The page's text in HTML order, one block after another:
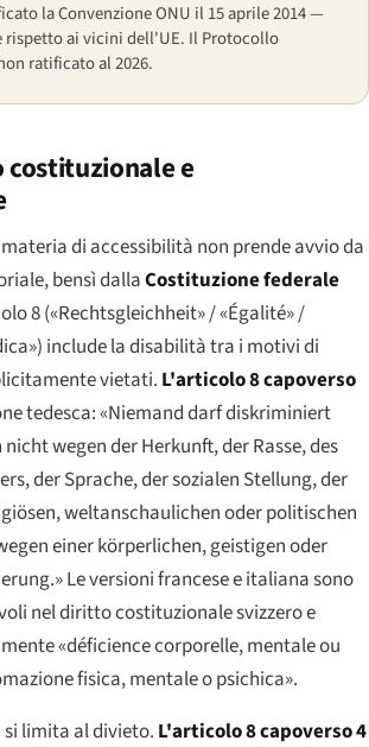
la Convenzione ONU il 15 aprile 2014 —
rispetto ai vicini dell'UE. Il Protocollo
ratificato al 2026.
e
di accessibilità non prende avvio da
bensì dallaCostituzione federale
8 («Rechtsgleichheit» / «Égalité» /
include la disabilità tra i motivi di
vietati. L'articolo 8 capoverso
tedesca:«Niemand darf diskriminiert
wegen der Herkunft, der Rasse, des
der Sprache, der sozialen Stellung, der
weltanschaulichen oder politischen
einer körperlichen, geistigen oder
Le versioni francese e italiana sono
nel diritto costituzionale svizzero e
«déficience corporelle, mentale ou
fisica, mentale o psichica».
limita al divieto. L'articolo 8 capoverso 4